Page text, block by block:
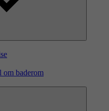
om baderom